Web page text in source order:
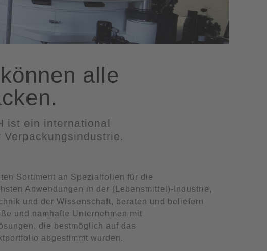
alle
ist ein international
Sortiment an Spezialfolien für die
Anwendungen in der (Lebensmittel)-Industrie,
und der Wissenschaft, beraten und beliefern
und namhafte Unternehmen mit
die bestmöglich auf das
abgestimmt wurden.